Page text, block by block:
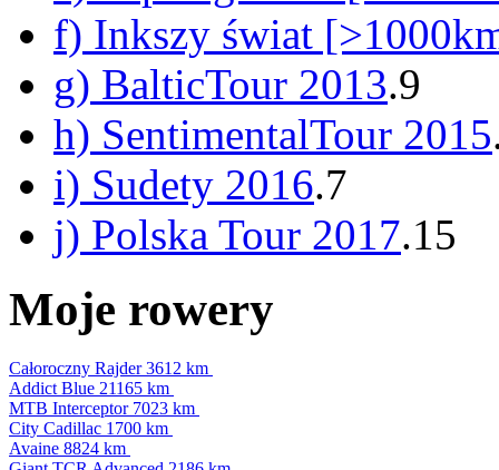
f) Inkszy świat
g) BalticTour 2013.9
h) SentimentalTour 2015
i) Sudety 2016.7
j) Polska Tour 2017.15
Moje rowery
Całoroczny Rajder3612 km
Addict Blue 21165 km
MTB Interceptor 7023 km
City Cadillac 1700 km
Avaine 8824 km